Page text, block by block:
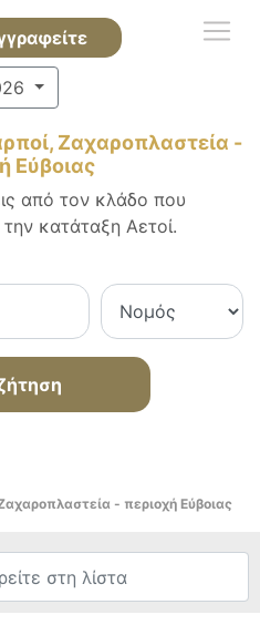
Ζαχαροπλαστεία -
Εύβοιας
από τον κλάδο που
κατάταξη Αετοί.
- περιοχή Εύβοιας